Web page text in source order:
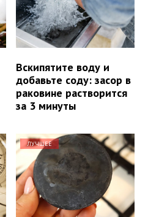
Вскипятите воду и
добавьте соду: засор в
раковине растворится
за 3 минуты
ЛУЧШЕЕ